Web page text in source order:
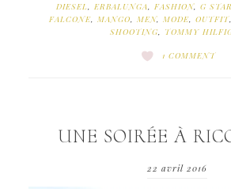
DIESEL, ERBALUNGA, FASHION, G
FALCONE, MANGO, MEN, MODE, OUTFIT,
SHOOTING, TOMMY
1 COMMENT
UNE SOIRÉE À
22 avril 2016